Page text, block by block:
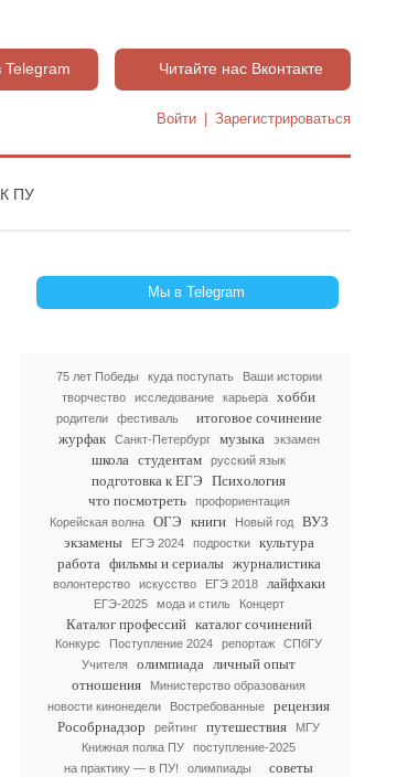
Telegram Читайте нас Вконтакте
Войти Зарегистрироваться
ПУ
Мы в Telegram
75 лет Победы куда поступать
Ваши истории
творчество
исследование карьера хобби
родители фестиваль
итоговое сочинение
журфак
Санкт-Петербург музыка экзамен
школа студентам русский язык
подготовка к ЕГЭ Психология
что посмотреть
профориентация
Корейская волна
ОГЭ книги Новый год
ВУЗ
экзамены
ЕГЭ 2024 подростки
культура
работа фильмы и сериалы журналистика
волонтерство искусство ЕГЭ 2018 лайфхаки
ЕГЭ-2025 мода и стиль Концерт
Каталог профессий каталог сочинений
Конкурс Поступление 2024 репортаж
СПбГУ
Учителя
олимпиада
личный опыт
отношения
Министерство образования
новости кинонедели
Востребованные
рецензия
Рособрнадзор
рейтинг путешествия
МГУ
Книжная полка ПУ
поступление-2025
на практику — в ПУ!
олимпиады
советы